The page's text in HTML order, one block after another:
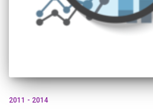
2011 - 2014